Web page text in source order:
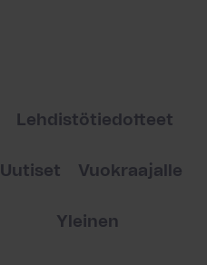
Lehdistötiedotteet
Uutiset Vuokraajalle
Yleinen